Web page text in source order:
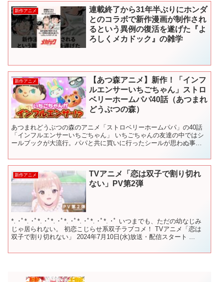
新作アニメ
連載終了から31年半ぶりにホンダ
とのコラボで新作漫画が制作され
るという異例の復活を遂げた『よ
ろしくメカドック』の雑学
新作アニメ
【あつ森アニメ】新作！「インフ
ルエンサーいちごちゃん」ストロ
ベリーホームパパ40話（あつまれ
どうぶつの森）
あつまれどうぶつの森のアニメ「ストロベリーホームパパ」の40話
「インフルエンサーいちごちゃん」 いちごちゃんの友達の中ではシ
ールブックが大流行。パパと共に買いに行ったシールが思わぬ事態
新作アニメ
TVアニメ「恋は双子で割り切れ
ない」PV第2弾
*. ･ﾟ*. ･ﾟ*. ･ﾟ*. ･ﾟ*. ･ﾟ*. ･ﾟ*. ･ﾟ*. ･ﾟ いつまでも、ただの幼なじみ
じゃ居られない。 初恋こじらせ系双子ラブコメ！ TVアニメ「恋は
双子で割り切れない」 2024年7月10日(水)放送・配信スタート ...